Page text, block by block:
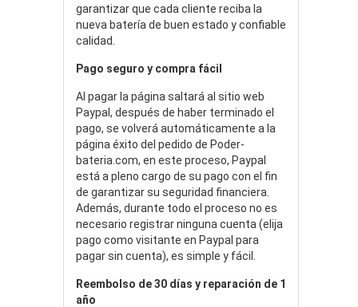
garantizar que cada cliente reciba la
nueva batería de buen estado y confiable
calidad.
Pago seguro y compra fácil
Al pagar la página saltará al sitio web
Paypal, después de haber terminado el
pago, se volverá automáticamente a la
página éxito del pedido de Poder-
bateria.com, en este proceso, Paypal
está a pleno cargo de su pago con el fin
de garantizar su seguridad financiera.
Además, durante todo el proceso no es
necesario registrar ninguna cuenta (elija
pago como visitante en Paypal para
pagar sin cuenta), es simple y fácil.
Reembolso de 30 días y reparación de 1
año